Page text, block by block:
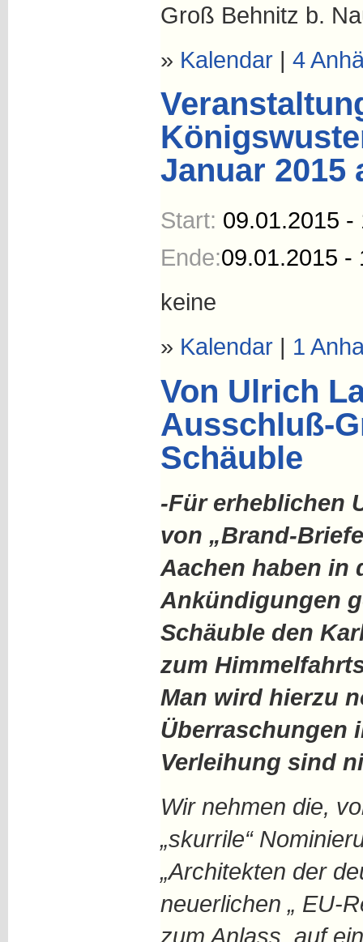
Groß Behnitz b.
» Kalendar| 4
Januar 2015
Start: 09.01.2015 -
Ende:09.01.2015 -
keine
» Kalendar| 1
Von Ulrich
Ausschluß-
Schäuble
-Für erheblichen
von „Brand-
Aachen haben in
Ankündigungen
Schäuble den
zum
Man wird hierzu
Überraschungen
Verleihung sind
Wir nehmen die,
„skurrile“
„Architekten der
neuerlichen „ EU-
zum Anlass, auf